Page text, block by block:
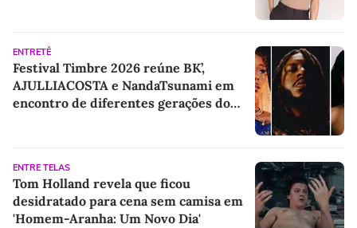
ENTRETÊ
Festival Timbre 2026 reúne BK’,
AJULLIACOSTA e NandaTsunami em
encontro de diferentes gerações do
ENTRE TELAS
Tom Holland revela que ficou
desidratado para cena sem camisa em
'Homem-Aranha: Um Novo Dia'